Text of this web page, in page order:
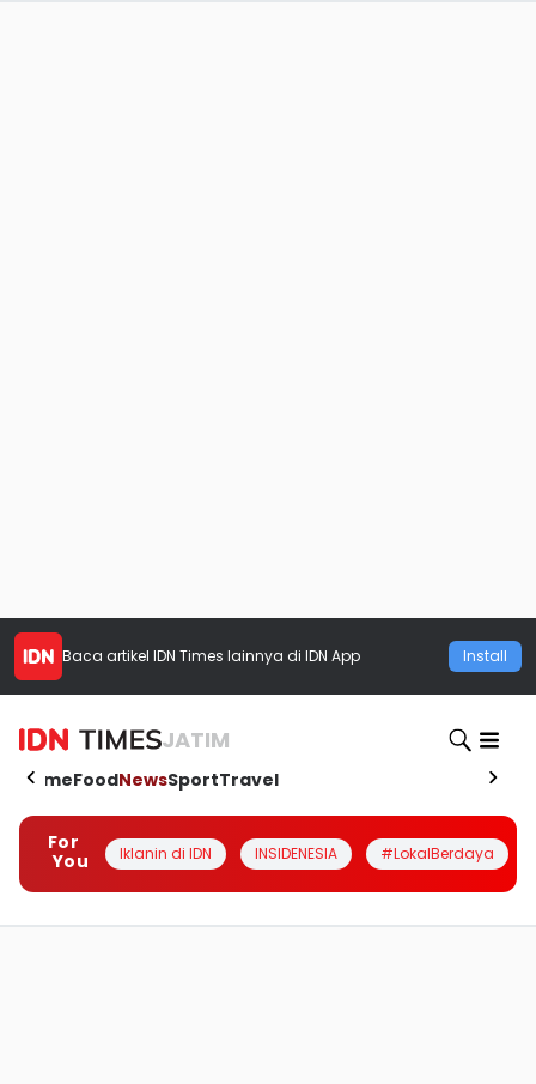
Baca artikel IDN Times lainnya di IDN App Install
JATIM
HomeFoodNewsSportTravel
For
You
Iklanin di IDN INSIDENESIA #LokalBerdaya